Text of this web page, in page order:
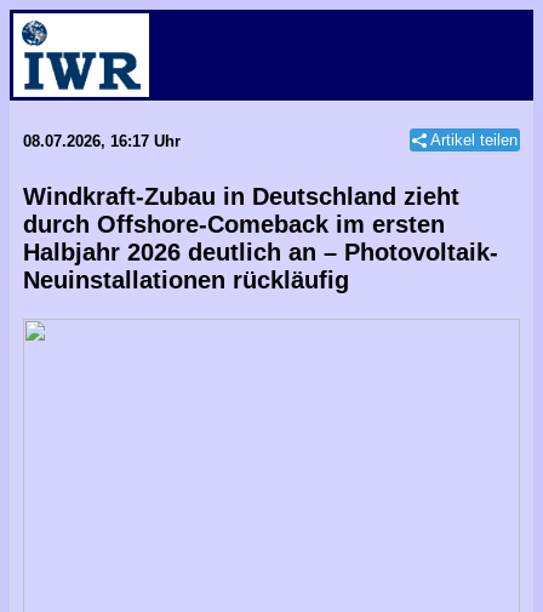
08.07.2026, 16:17 Uhr Artikel teilen
Windkraft-Zubau in Deutschland zieht
durch Offshore-Comeback im ersten
Halbjahr 2026 deutlich an – Photovoltaik-
Neuinstallationen rückläufig